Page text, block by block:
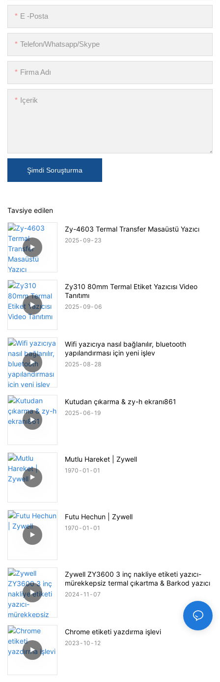
E -posta
Telefon/Whatsapp/Skype
Firma Adı
Içerik
Şimdi Soruşturma
Tavsiye edilen
Zy-4603 Termal Transfer Masaüstü Yazıcı
2025 09 23
Zy310 80mm Termal Etiket Yazıcısı Video
Tanıtımı
2025 09 06
Wifi yazıcıya nasıl bağlanılır, bluetooth
yapılandırması için yeni işlev
2025 08 28
Kutudan çıkarma & zy-h ekranı861
2025 06 19
Mutlu Hareket | Zywell
1970 01 01
Futu Hechun | Zywell
1970 01 01
Zywell ZY3600 3 inç nakliye etiketi yazıcı-
mürekkepsiz termal çıkartma & Barkod yazıcı
2024 11 07
Chrome etiketi yazdırma işlevi
2023 10 12